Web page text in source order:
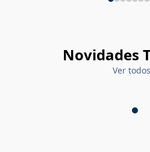
Novidades
Ver todos